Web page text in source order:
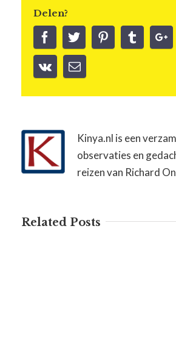
Delen?
Kinya.nl is een
observaties en
reizen van Richard
Related Posts